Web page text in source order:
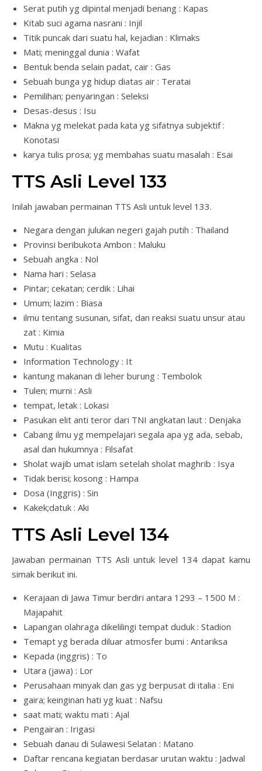
Serat putih yg dipintal menjadi benang : Kapas
Kitab suci agama nasrani : Injil
Titik puncak dari suatu hal, kejadian : Klimaks
Mati; meninggal dunia : Wafat
Bentuk benda selain padat, cair : Gas
Sebuah bunga yg hidup diatas air : Teratai
Pemilihan; penyaringan : Seleksi
Desas-desus : Isu
Makna yg melekat pada kata yg sifatnya subjektif :
Konotasi
karya tulis prosa; yg membahas suatu masalah : Esai
TTS Asli Level 133
Inilah jawaban permainan TTS Asli untuk level 133.
Negara dengan julukan negeri gajah putih : Thailand
Provinsi beribukota Ambon : Maluku
Sebuah angka : Nol
Nama hari : Selasa
Pintar; cekatan; cerdik : Lihai
Umum; lazim : Biasa
ilmu tentang susunan, sifat, dan reaksi suatu unsur atau
zat : Kimia
Mutu : Kualitas
Information Technology : It
kantung makanan di leher burung : Tembolok
Tulen; murni : Asli
tempat, letak : Lokasi
Pasukan elit anti teror dari TNI angkatan laut : Denjaka
Cabang ilmu yg mempelajari segala apa yg ada, sebab,
asal dan hukumnya : Filsafat
Sholat wajib umat islam setelah sholat maghrib : Isya
Tidak berisi; kosong : Hampa
Dosa (Inggris) : Sin
Kakek;datuk : Aki
TTS Asli Level 134
Jawaban permainan TTS Asli untuk level 134 dapat kamu
simak berikut ini.
Kerajaan di Jawa Timur berdiri antara 1293 – 1500 M :
Majapahit
Lapangan olahraga dikelilingi tempat duduk : Stadion
Temapt yg berada diluar atmosfer bumi : Antariksa
Kepada (inggris) : To
Utara (jawa) : Lor
Perusahaan minyak dan gas yg berpusat di italia : Eni
gaira; keinginan hati yg kuat : Nafsu
saat mati; waktu mati : Ajal
Pengairan : Irigasi
Sebuah danau di Sulawesi Selatan : Matano
Daftar rencana kegiatan berdasar urutan waktu : Jadwal